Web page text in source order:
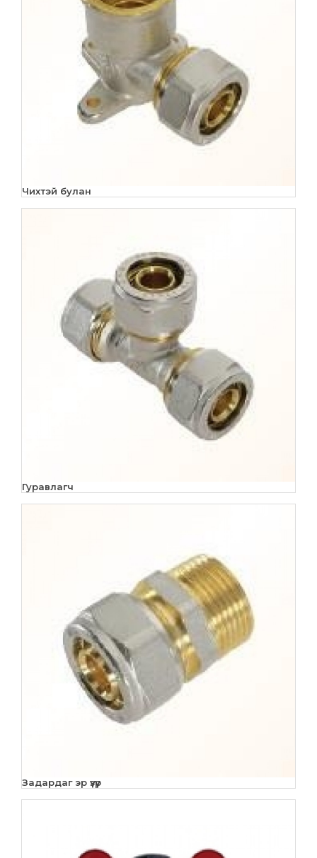
Чихтэй булан
Гуравлагч
Задардаг эр үзүүр